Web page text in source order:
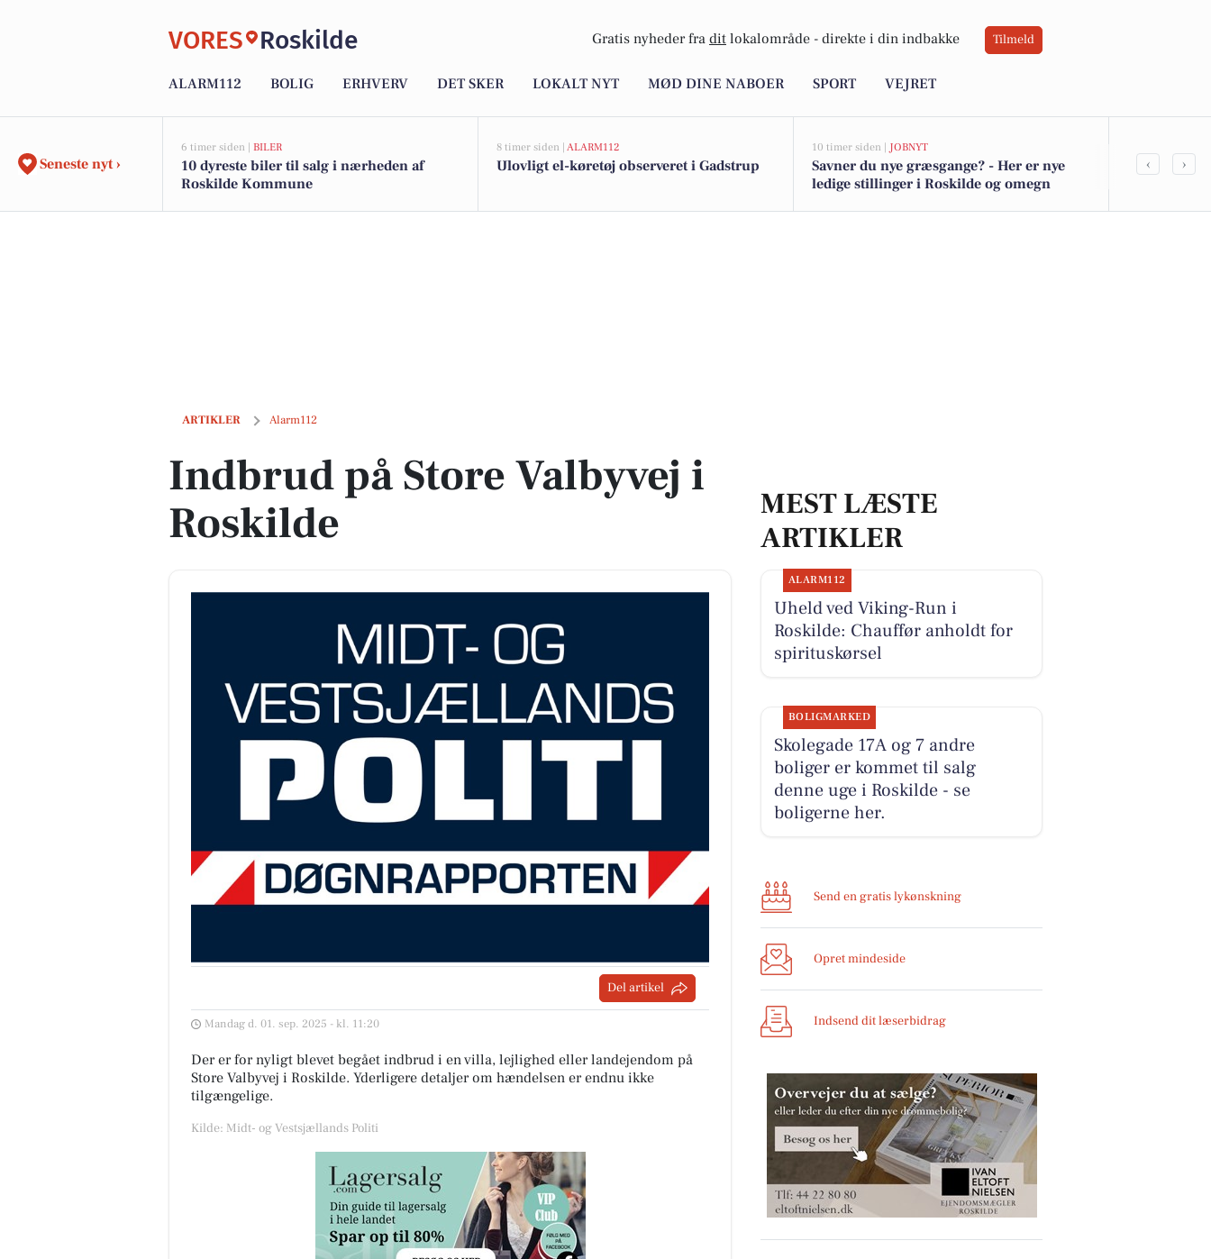
VORES Roskilde Gratis nyheder fra dit lokalområde - direkte i din indbakke Tilmeld
ALARM112 BOLIG ERHVERV DET SKER LOKALT NYT MØD DINE NABOER SPORT VEJRET
Seneste nyt ›
6 timer siden | BILER
10 dyreste biler til salg i nærheden af
Roskilde Kommune
8 timer siden | ALARM112
Ulovligt el-køretøj observeret i Gadstrup
10 timer siden | JOBNYT
Savner du nye græsgange? - Her er nye
ledige stillinger i Roskilde og omegn
Tørt vejr
‹ ›
ARTIKLER Alarm112
Indbrud på Store Valbyvej i Roskilde
Indbrud på Store Valbyvej i
Roskilde
Del artikel
Mandag d. 01. sep. 2025 - kl. 11:20
Der er for nyligt blevet begået indbrud i en villa, lejlighed eller landejendom på
Store Valbyvej i Roskilde. Yderligere detaljer om hændelsen er endnu ikke
tilgængelige.
Kilde: Midt- og Vestsjællands Politi
MEST LÆSTE
ARTIKLER
ALARM112
Uheld ved Viking-Run i
Roskilde: Chauffør anholdt for
spirituskørsel
BOLIGMARKED
Skolegade 17A og 7 andre
boliger er kommet til salg
denne uge i Roskilde - se
boligerne her.
Send en gratis lykønskning
Opret mindeside
Indsend dit læserbidrag